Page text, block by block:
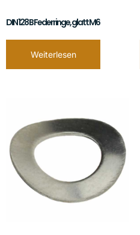
DIN 128 B Federringe, glatt M6
Weiterlesen